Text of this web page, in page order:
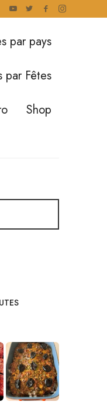
par pays
par Fêtes
Shop